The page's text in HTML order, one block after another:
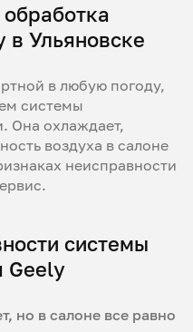
в Ульяновске
в любую погоду,
системы
Она охлаждает,
воздуха в салоне
неисправности
системы
Geely
но в салоне все равно